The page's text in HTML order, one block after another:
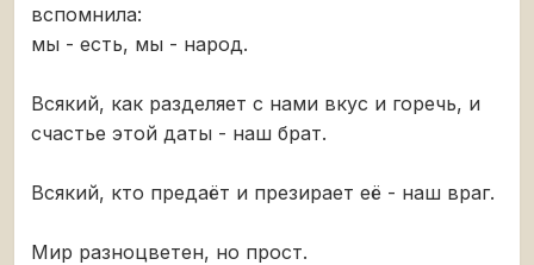
вспомнила:
мы - есть, мы - народ.
Всякий, как разделяет с нами вкус и горечь, и
счастье этой даты - наш брат.
Всякий, кто предаёт и презирает её - наш враг.
Мир разноцветен, но прост.